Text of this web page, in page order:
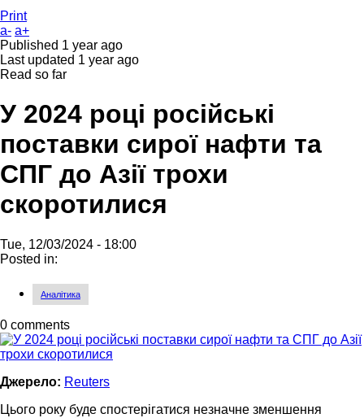
Print
a- a+
Published 1 year ago
Last updated 1 year ago
Read so far
У 2024 році російські
поставки сирої нафти та
СПГ до Азії трохи
скоротилися
Tue, 12/03/2024 - 18:00
Posted in:
Аналітика
0 comments
Джерело: Reuters
Цього року буде спостерігатися незначне зменшення